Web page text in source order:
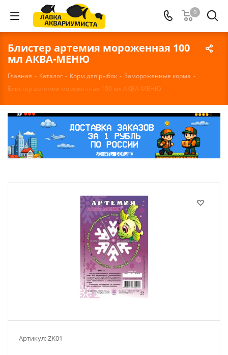
0
Блистер артемия мороженная 100
мл АКВА-МЕНЮ
Главная - Каталог - Корм для рыбок - Замороженные корма -
Блистер артемия мороженная 100 мл АКВА-МЕНЮ
Артикул:ZK01